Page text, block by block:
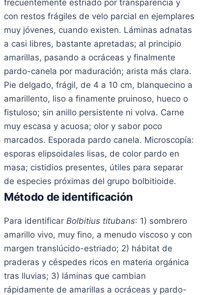
frecuentemente estriado por transparencia y
con restos frágiles de velo parcial en ejemplares
muy jóvenes, cuando existen. Láminas adnatas
a casi libres, bastante apretadas; al principio
amarillas, pasando a ocráceas y finalmente
pardo-canela por maduración; arista más clara.
Pie delgado, frágil, de 4 a 10 cm, blanquecino a
amarillento, liso a finamente pruinoso, hueco o
fistuloso; sin anillo persistente ni volva. Carne
muy escasa y acuosa; olor y sabor poco
marcados. Esporada pardo canela. Microscopía:
esporas elipsoidales lisas, de color pardo en
masa; cistidios presentes, útiles para separar
de especies próximas del grupo bolbitioide.
Método de identificación
Para identificar Bolbitius titubans: 1) sombrero
amarillo vivo, muy fino, a menudo viscoso y con
margen translúcido-estriado; 2) hábitat de
praderas y céspedes ricos en materia orgánica
tras lluvias; 3) láminas que cambian
rápidamente de amarillas a ocráceas y pardo-